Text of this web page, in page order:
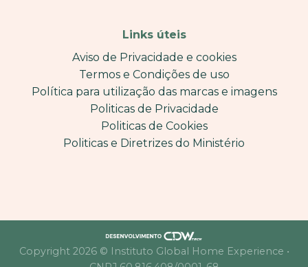
Links úteis
Aviso de Privacidade e cookies
Termos e Condições de uso
Política para utilização das marcas e imagens
Politicas de Privacidade
Politicas de Cookies
Politicas e Diretrizes do Ministério
Copyright 2026 © Instituto Global Home Experience •